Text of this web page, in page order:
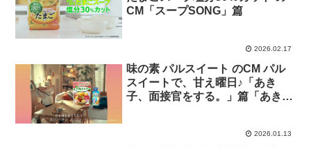
CM「スープSONG」篇
2026.02.17
味の素 パルスイート のCM パル
スイートで、甘え曜日♪「あき
子、面接官をする。」篇「あき
2026.01.13